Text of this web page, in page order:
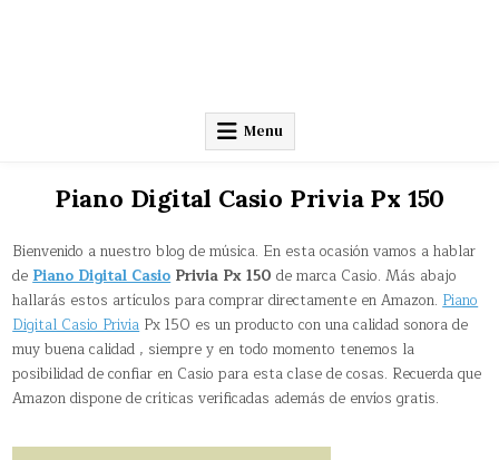
Menu
Piano Digital Casio Privia Px 150
Bienvenido a nuestro blog de música. En esta ocasión vamos a hablar
dePiano Digital CasioPrivia Px 150 de marca Casio. Más abajo
hallarás estos artículos para comprar directamente en Amazon.Piano
Digital Casio PriviaPx 150 es un producto con una calidad sonora de
muy buena calidad , siempre y en todo momento tenemos la
posibilidad de confiar en Casio para esta clase de cosas. Recuerda que
Amazon dispone de críticas verificadas además de envíos gratis.